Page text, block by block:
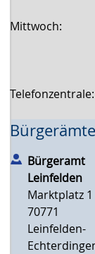
Mittwoch:
Bürgeramt
Leinfelden
Marktplatz 1
70771
Leinfelden-